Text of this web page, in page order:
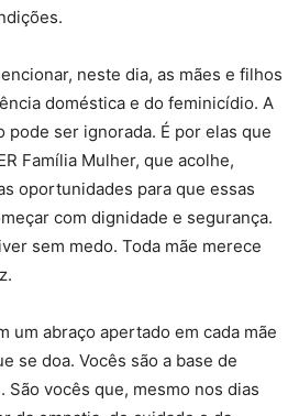
neste dia, as mães e filhos
doméstica e do feminicídio. A
pode ser ignorada. É por elas que
Família Mulher, que acolhe,
oportunidades para que essas
com dignidade e segurança.
sem medo. Toda mãe merece
um abraço apertado em cada mãe
se doa. Vocês são a base de
São vocês que, mesmo nos dias